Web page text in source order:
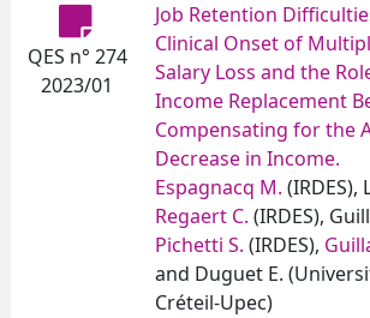
QES n° 274
2023/01
Job Retention
Clinical Onset of
Salary Loss and the
Income Replacement
Compensating for the
Decrease in Income.
Espagnacq M. (IRDES),
Regaert C. (IRDES),
Pichetti S. (IRDES),
and Duguet E.
Créteil-Upec)